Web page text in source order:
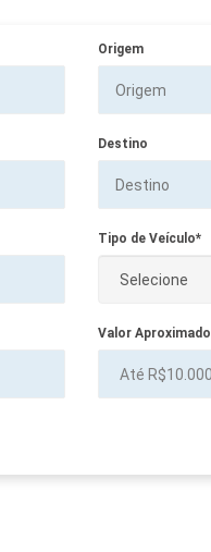
Origem
Destino
Tipo de Veículo*
Valor Aproximado